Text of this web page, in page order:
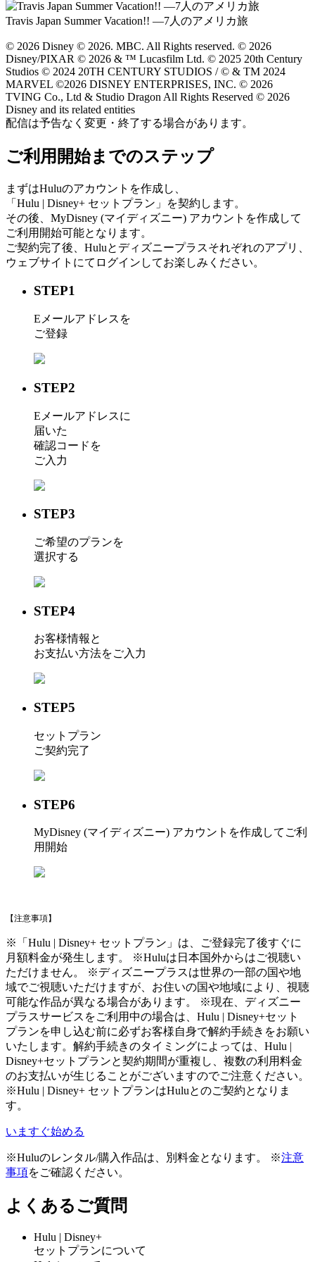
Travis Japan Summer Vacation!! ―7人のアメリカ旅
© 2026 Disney © 2026. MBC. All Rights reserved. © 2026
Disney/PIXAR © 2026 & ™ Lucasfilm Ltd. © 2025 20th Century
Studios © 2024 20TH CENTURY STUDIOS / © & TM 2024
MARVEL ©2026 DISNEY ENTERPRISES, INC. © 2026
TVING Co., Ltd & Studio Dragon All Rights Reserved © 2026
Disney and its related entities
配信は予告なく変更・終了する場合があります。
ご利用開始までのステップ
まずはHuluのアカウントを作成し、
「Hulu | Disney+ セットプラン」を契約します。
その後、MyDisney (マイディズニー) アカウントを作成して
ご利用開始可能となります。
ご契約完了後、Huluとディズニープラスそれぞれのアプリ、
ウェブサイトにてログインしてお楽しみください。
STEP1
Eメールアドレスを
ご登録
STEP2
Eメールアドレスに
届いた
確認コードを
ご入力
STEP3
ご希望のプランを
選択する
STEP4
お客様情報と
お支払い方法をご入力
STEP5
セットプラン
ご契約完了
STEP6
MyDisney (マイディズニー) アカウントを作成してご利
用開始
【注意事項】
※「Hulu | Disney+ セットプラン」は、ご登録完了後すぐに
月額料金が発生します。 ※Huluは日本国外からはご視聴い
ただけません。 ※ディズニープラスは世界の一部の国や地
域でご視聴いただけますが、お住いの国や地域により、視聴
可能な作品が異なる場合があります。 ※現在、ディズニー
プラスサービスをご利用中の場合は、Hulu | Disney+セット
プランを申し込む前に必ずお客様自身で解約手続きをお願い
いたします。解約手続きのタイミングによっては、Hulu |
Disney+セットプランと契約期間が重複し、複数の利用料金
のお支払いが生じることがございますのでご注意ください。
※Hulu | Disney+ セットプランはHuluとのご契約となりま
す。
いますぐ始める
※Huluのレンタル/購入作品は、別料金となります。 ※注意
事項をご確認ください。
よくあるご質問
Hulu | Disney+
セットプランについて